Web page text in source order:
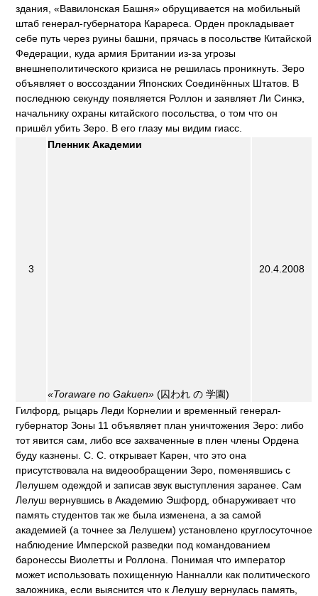
здания, «Вавилонская Башня» обрущивается на мобильный
штаб генерал-губернатора Карареса. Орден прокладывает
себе путь через руины башни, прячась в посольстве Китайской
Федерации, куда армия Британии из-за угрозы
внешнеполитического кризиса не решилась проникнуть. Зеро
объявляет о воссоздании Японских Соединённых Штатов. В
последнюю секунду появляется Роллон и заявляет Ли Синкэ,
начальнику охраны китайского посольства, о том что он
пришёл убить Зеро. В его глазу мы видим гиасс.
3
Пленник Академии
«Toraware no Gakuen» (囚われ の 学園)
20.4.2008
Гилфорд, рыцарь Леди Корнелии и временный генерал-
губернатор Зоны 11 объявляет план уничтожения Зеро: либо
тот явится сам, либо все захваченные в плен члены Ордена
буду казнены. C. C. открывает Карен, что это она
присутствовала на видеообращении Зеро, поменявшись с
Лелушем одеждой и записав звук выступления заранее. Сам
Лелуш вернувшись в Академию Эшфорд, обнаруживает что
память студентов так же была изменена, а за самой
академией (а точнее за Лелушем) установлено круглосуточное
наблюдение Имперской разведки под командованием
баронессы Виолетты и Роллона. Понимая что император
может использовать похищенную Нанналли как политического
заложника, если выяснится что к Лелушу вернулась память,